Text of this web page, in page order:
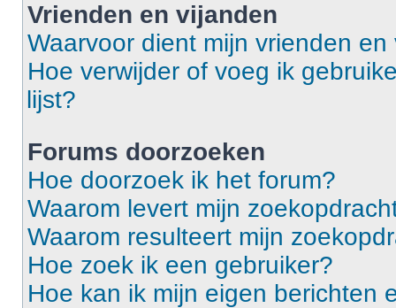
Vrienden en vijanden
Waarvoor dient mijn vrienden en
Hoe verwijder of voeg ik
lijst?
Forums doorzoeken
Hoe doorzoek ik het forum?
Waarom levert mijn
Waarom resulteert mijn
Hoe zoek ik een gebruiker?
Hoe kan ik mijn eigen berichten